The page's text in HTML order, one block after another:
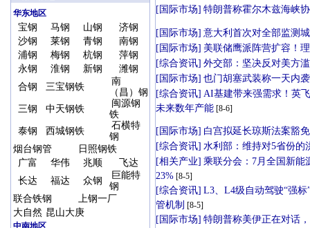
华东地区
宝钢 马钢 山钢
济钢
沙钢
莱钢 青钢
南钢
浦钢
梅钢 杭钢
萍钢
永钢
淮钢 新钢
潍钢
合钢
三宝钢铁
南
（昌）钢
三钢
中天钢铁
闽源钢
铁
泰钢
西城钢铁
石横特
钢
烟台钢管
日照钢铁
广富
华伟 兆顺
飞达
长达
福达 众钢
巨能特
钢
联合铁钢
上钢一厂
大自然 昆山大庚
中南地区